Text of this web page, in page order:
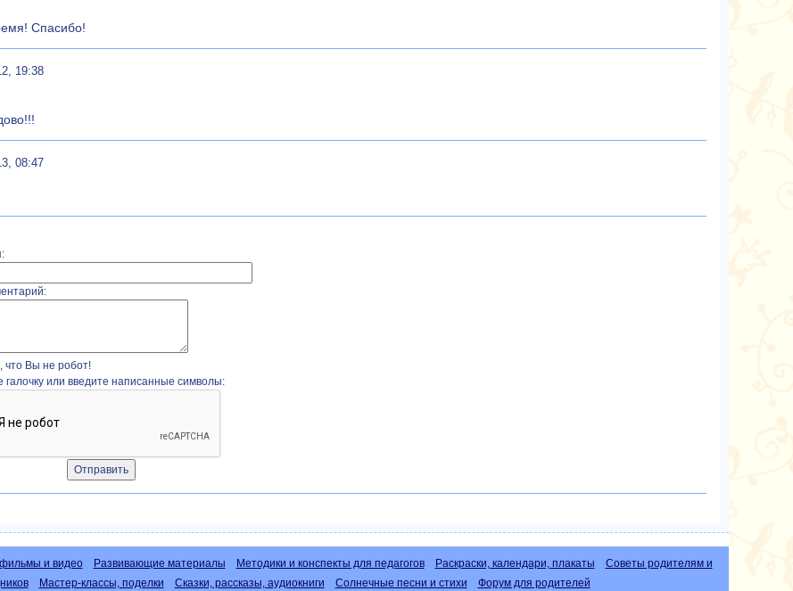
Спасибо!
19:38
08:47
что Вы не робот!
галочку или введите написанные символы:
и видео Развивающие материалы Методики и конспекты для педагогов Раскраски, календари, плакаты
Советы родителям и
Мастер-классы, поделки Сказки, рассказы, аудиокниги Солнечные песни и стихи Форум для родителей